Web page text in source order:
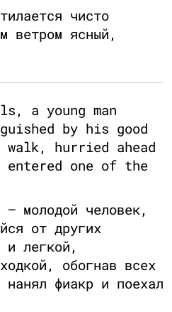
чисто
ветром ясный,
a young man
by his good
hurried ahead
one of the
– молодой человек,
от других
и легкой,
обогнав всех
нанял фиакр и поехал